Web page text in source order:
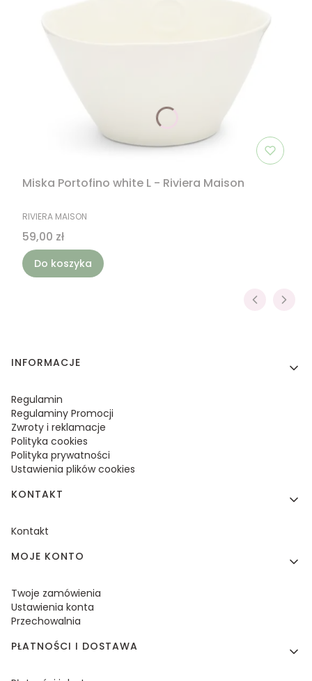
Miska Portofino white L - Riviera Maison
PRODUCENT
RIVIERA MAISON
Cena
59,00 zł
Do koszyka
Linki w stopce
INFORMACJE
Regulamin
Regulaminy Promocji
Zwroty i reklamacje
Polityka cookies
Polityka prywatności
Ustawienia plików cookies
KONTAKT
Kontakt
MOJE KONTO
Twoje zamówienia
Ustawienia konta
Przechowalnia
PŁATNOŚCI I DOSTAWA